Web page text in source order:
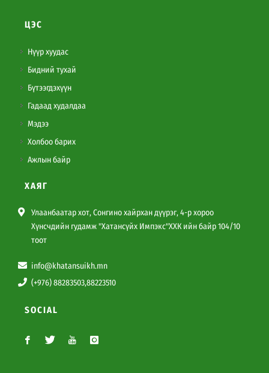
ЦЭС
Нүүр хуудас
Бидний тухай
Бүтээгдэхүүн
Гадаад худалдаа
Мэдээ
Холбоо барих
Ажлын байр
ХАЯГ
Улаанбаатар хот, Сонгино хайрхан дүүрэг, 4-р хороо
Хүнсчдийн гудамж "Хатансүйх Импэкс"ХХК ийн байр 104/10
тоот
info@khatansuikh.mn
(+976) 88283503,88223510
SOCIAL